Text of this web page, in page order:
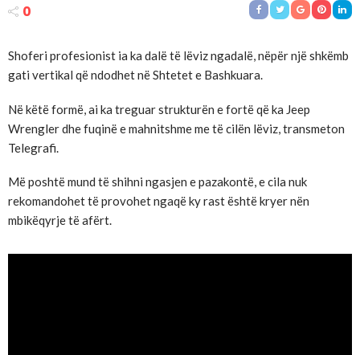
0
Shoferi profesionist ia ka dalë të lëviz ngadalë, nëpër një shkëmb
gati vertikal që ndodhet në Shtetet e Bashkuara.
Në këtë formë, ai ka treguar strukturën e fortë që ka Jeep
Wrengler dhe fuqinë e mahnitshme me të cilën lëviz, transmeton
Telegrafi.
Më poshtë mund të shihni ngasjen e pazakontë, e cila nuk
rekomandohet të provohet ngaqë ky rast është kryer nën
mbikëqyrje të afërt.